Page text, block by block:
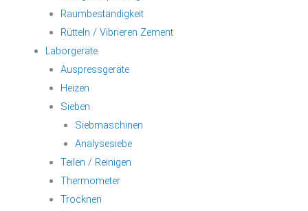
Raumbeständigkeit
Rütteln / Vibrieren Zement
Laborgeräte
Auspressgeräte
Heizen
Sieben
Siebmaschinen
Analysesiebe
Teilen / Reinigen
Thermometer
Trocknen